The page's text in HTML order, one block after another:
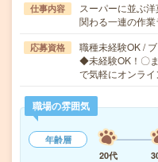
仕事内容
スーパーに並ぶ
関わる一連の作
応募資格
職種未経験OK /
◆未経験OK！〇
で気軽にオンラ
職場の雰囲気
年齢層
20代